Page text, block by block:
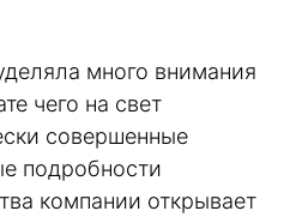
много внимания
чего на свет
совершенные
подробности
компании открывает